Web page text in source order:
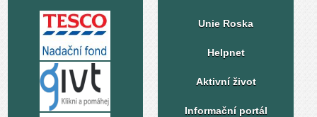
Unie Roska
Helpnet
Aktivní život
Informační portál